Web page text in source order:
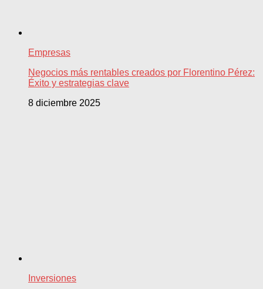
Empresas
Negocios más rentables creados por Florentino Pérez:
Éxito y estrategias clave
8 diciembre 2025
Inversiones